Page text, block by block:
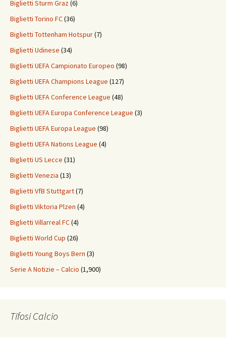
Biglietti Sturm Graz(6)
Biglietti Torino FC(36)
Biglietti Tottenham Hotspur(7)
Biglietti Udinese (34)
Biglietti UEFA Campionato Europeo (98)
Biglietti UEFA Champions League (127)
Biglietti UEFA Conference League (48)
Biglietti UEFA Europa Conference League (3)
Biglietti UEFA Europa League (98)
Biglietti UEFA Nations League (4)
Biglietti US Lecce (31)
Biglietti Venezia (13)
Biglietti VfB Stuttgart(7)
Biglietti Viktoria Plzen (4)
Biglietti Villarreal FC(4)
Biglietti World Cup (26)
Biglietti Young Boys Bern (3)
Serie A Notizie – Calcio (1,900)
Tifosi Calcio